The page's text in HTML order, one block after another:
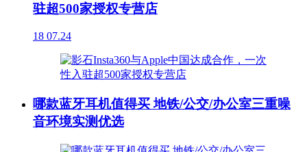
驻超500家授权专营店
18 07.24
哪款蓝牙耳机值得买 地铁/公交/办公室三重噪
音环境实测优选